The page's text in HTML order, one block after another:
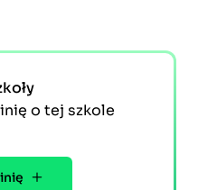
o tej szkole